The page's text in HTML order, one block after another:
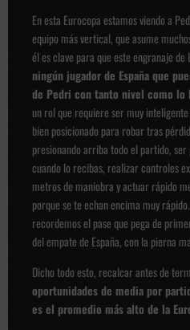
En esta Eurocopa estamos viendo a
equipo más vertical, que asume
él es clave para que este engranaje de
ningún jugador de España que
de Pedri con tanto nivel como
un rol que requiere ser muy
bien posicionado para robar tras
presionando arriba todo el partido,
cuando lo recibas, realizar controles
metros de maniobra y actuar rápido
porque se te echan encima muy
recordemos el pase que pega de
del empate de España, con la pierna
Dicho todo esto, recalcar antes de
oportunidades de media por
es el promedio más alto de la